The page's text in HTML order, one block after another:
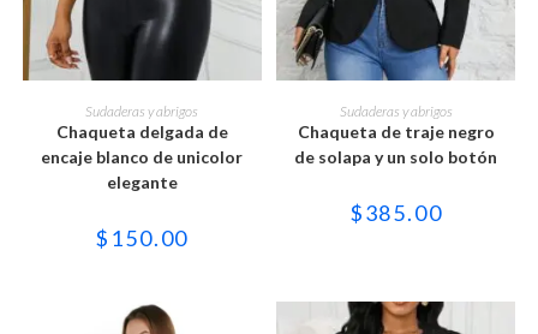
SELECCIONAR OPCIONES
Este
producto
tiene
múltiples
variantes.
opciones
elegir
de
producto
Sudaderas y abrigos
Chaqueta delgada de
encaje blanco de unicolor
elegante
$ 150.00
SELECCIONAR OPCIONES
Este
producto
tiene
múltiples
variantes.
se
pueden
de
producto
Sudaderas y abrigos
Chaqueta de traje negro
de solapa y un solo botón
$385.00